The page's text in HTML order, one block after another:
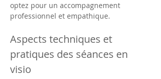
optez pour un accompagnement
professionnel et empathique.
Aspects techniques et
pratiques des séances en
visio